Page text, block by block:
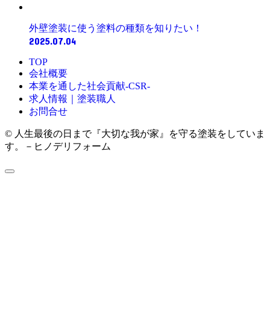
外壁塗装に使う塗料の種類を知りたい！
2025.07.04
TOP
会社概要
本業を通した社会貢献-CSR-
求人情報｜塗装職人
お問合せ
© 人生最後の日まで『大切な我が家』を守る塗装をしていま
す。－ヒノデリフォーム